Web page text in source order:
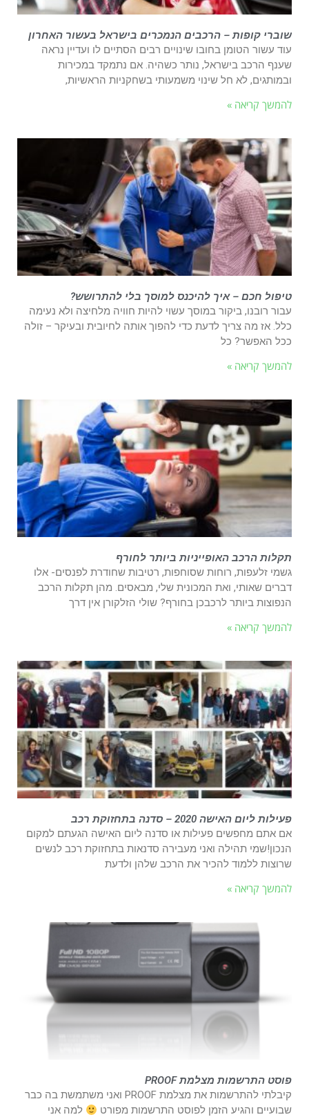
שוברי קופות – הרכבים הנמכרים בישראל בעשור האחרון
עוד עשור הטומן בחובו שינויים רבים הסתיים לו ועדיין נראה
שענף הרכב בישראל, נותר כשהיה. אם נתמקד במכירות
ובמותגים, לא חל שינוי משמעותי בשחקניות הראשיות,
להמשך קריאה »
טיפול חכם – איך להיכנס למוסך בלי להתרושש?
עבור רובנו, ביקור במוסך עשוי להיות חוויה מלחיצה ולא נעימה
כלל. אז מה צריך לדעת כדי להפוך אותה לחיובית ובעיקר – זולה
ככל האפשר? כל
להמשך קריאה »
תקלות הרכב האופייניות ביותר לחורף
גשמי זלעפות, רוחות שסוחפות, רטיבות שחודרת לפנסים- אלו
דברים שאותי, ואת המכונית שלי, מבאסים. מהן תקלות הרכב
הנפוצות ביותר לרכבכן בחורף? שולי הזלקורן אין דרך
להמשך קריאה »
פעילות ליום האישה 2020 – סדנה בתחזוקת רכב
אם אתם מחפשים פעילות או סדנה ליום האישה הגעתם למקום
הנכון!שמי תהילה ואני מעבירה סדנאות בתחזוקת רכב לנשים
שרוצות ללמוד להכיר את הרכב שלהן ולדעת
להמשך קריאה »
פוסט התרשמות מצלמת PROOF
קיבלתי להתרשמות את מצלמת PROOF ואני משתמשת בה כבר
שבועיים והגיע הזמן לפוסט התרשמות מפורט
למה אני